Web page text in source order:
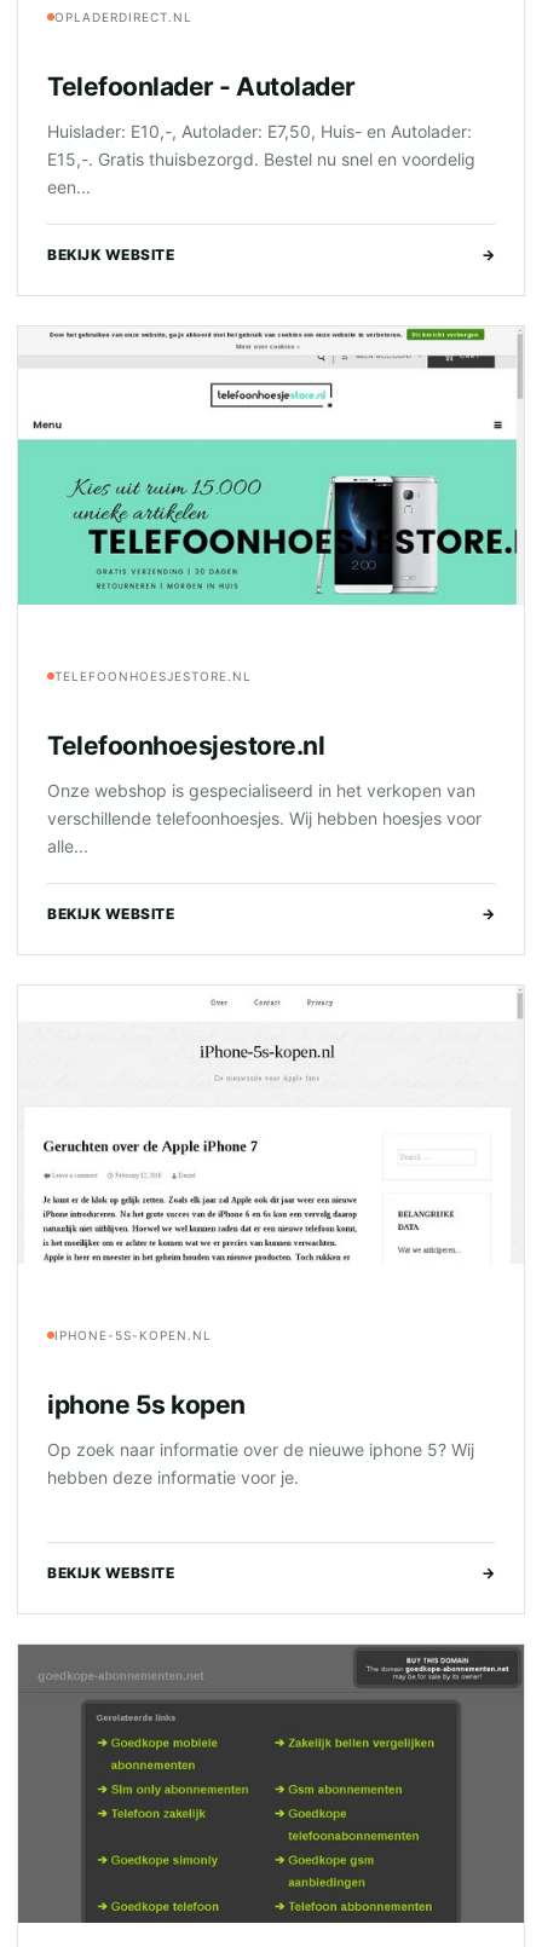
OPLADERDIRECT.NL
Telefoonlader - Autolader
Huislader: E10,-, Autolader: E7,50, Huis- en Autolader:
E15,-. Gratis thuisbezorgd. Bestel nu snel en voordelig
een...
BEKIJK WEBSITE →
TELEFOONHOESJESTORE.NL
Telefoonhoesjestore.nl
Onze webshop is gespecialiseerd in het verkopen van
verschillende telefoonhoesjes. Wij hebben hoesjes voor
alle...
BEKIJK WEBSITE →
IPHONE-5S-KOPEN.NL
iphone 5s kopen
Op zoek naar informatie over de nieuwe iphone 5? Wij
hebben deze informatie voor je.
BEKIJK WEBSITE →